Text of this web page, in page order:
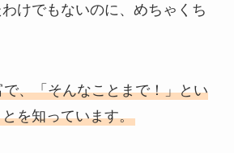
けでもないのに、めちゃくち
、「そんなことまで！」とい
を知っています。